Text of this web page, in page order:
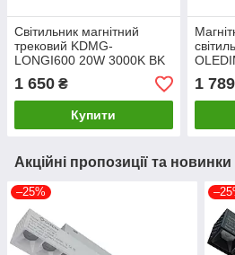
Світильник магнітний
трековий KDMG-
LONGI600 20W 3000K BK
1 650 ₴
Купити
3CCT
1 789
Акційні пропозиції та новинки
–25%